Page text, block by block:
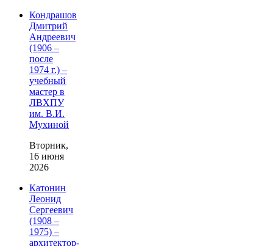
Кондрашов
Дмитрий
Андреевич
(1906 –
после
1974 г.) –
учебный
мастер в
ЛВХПУ
им. В.И.
Мухиной
Вторник,
16 июня
2026
Катонин
Леонид
Сергеевич
(1908 –
1975) –
архитектор-